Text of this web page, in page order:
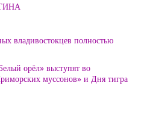
владивостокцев полностью
орёл» выступят во
муссонов» и Дня тигра